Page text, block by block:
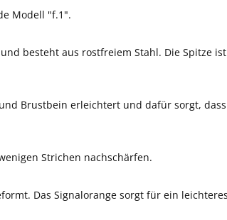
Modell "f.1".
besteht aus rostfreiem Stahl. Die Spitze
Brustbein erleichtert und dafür sorgt,
Strichen nachschärfen.
Das Signalorange sorgt für ein